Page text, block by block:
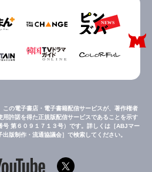
この電子書店・電子書籍配信サービスが、著作権者
用許諾を得た正規版配信サービスであることを示す
号 第６０９１７１３号）です。詳しくは［ABJマー
出版制作・流通協議会］で検索してください。